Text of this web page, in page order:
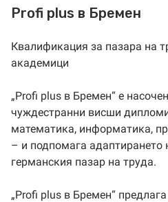
а
л
Profi plus в Бремен
Квалификация за пазара на
академици
„Profi plus в Бремен“ е
чуждестранни висши
математика, информатика,
– и подпомага
германския пазар на труда.
„Profi plus в Бремен“